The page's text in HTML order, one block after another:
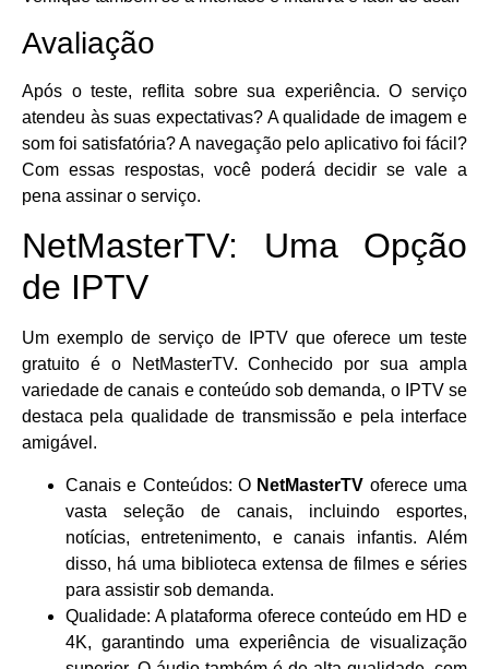
Avaliação
Após o teste, reflita sobre sua experiência. O serviço
atendeu às suas expectativas? A qualidade de imagem e
som foi satisfatória? A navegação pelo aplicativo foi fácil?
Com essas respostas, você poderá decidir se vale a
pena assinar o serviço.
NetMasterTV: Uma Opção
de IPTV
Um exemplo de serviço de IPTV que oferece um teste
gratuito é o NetMasterTV. Conhecido por sua ampla
variedade de canais e conteúdo sob demanda, o IPTV se
destaca pela qualidade de transmissão e pela interface
amigável.
Canais e Conteúdos: O NetMasterTV oferece uma
vasta seleção de canais, incluindo esportes,
notícias, entretenimento, e canais infantis. Além
disso, há uma biblioteca extensa de filmes e séries
para assistir sob demanda.
Qualidade: A plataforma oferece conteúdo em HD e
4K, garantindo uma experiência de visualização